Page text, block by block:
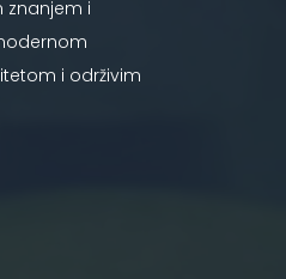
znanjem i
i održivim